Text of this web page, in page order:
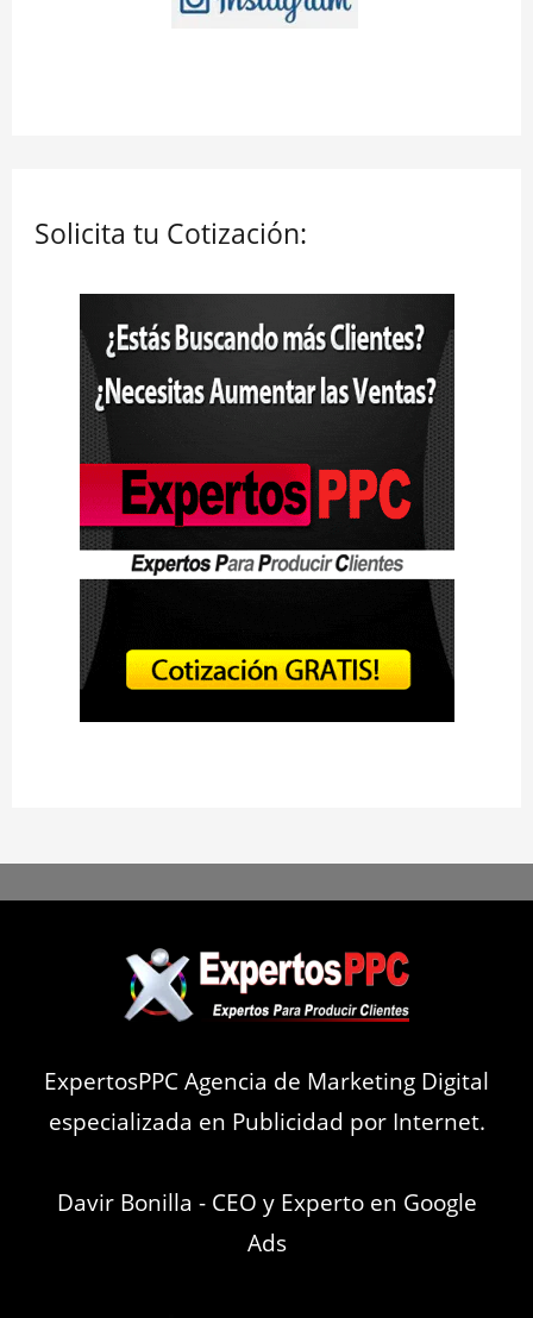
Solicita tu Cotización:
ExpertosPPC Agencia de Marketing Digital
especializada en Publicidad por Internet.
Davir Bonilla - CEO y Experto en Google
Ads